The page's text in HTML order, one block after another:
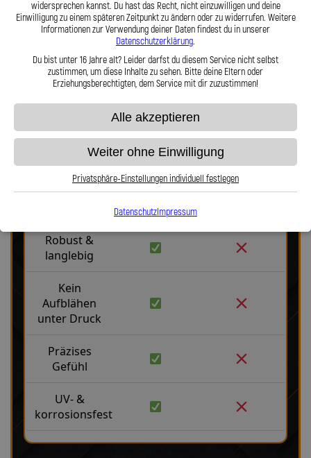
Stahlflex vs. Gummi
Stahlflex
Robust &
langlebig
Kein
Aufblähen
unter Druck
Präzises
Gefühl
UV- &
korrosionsfest
Lothar Spiegler Kfz-Leitungen GmbH setzen Sie auf deutsche
Handwerksqualität, über 35 Jahre Erfahrung und ein Produkt, das
Haltbarkeit, Präzision und Fahrgefühl auf höchstem Niveau vereint.
Hier zu unserem Video „Stahlflex vs. Gummi“
widersprechen kannst. Du hast das Recht, nicht einzuwilligen und deine
Einwilligung zu einem späteren Zeitpunkt zu ändern oder zu widerrufen. Weitere
Informationen zur Verwendung deiner Daten findest du in unserer
Datenschutzerklärung.
Du bist unter 16 Jahre alt? Leider darfst du diesem Service nicht selbst
zustimmen, um diese Inhalte zu sehen. Bitte deine Eltern oder
Erziehungsberechtigten, dem Service mit dir zuzustimmen!
Alle akzeptieren
Weiter ohne Einwilligung
Privatsphäre-Einstellungen individuell festlegen
DatenschutzImpressum